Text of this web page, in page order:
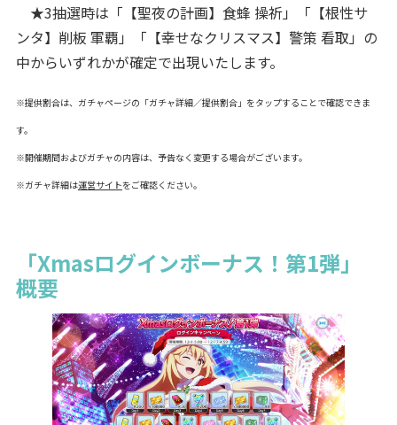
★3抽選時は「【聖夜の計画】食蜂 操祈」「【根性サ
ンタ】削板 軍覇」「【幸せなクリスマス】警策 看取」の
中からいずれかが確定で出現いたします。
※提供割合は、ガチャページの「ガチャ詳細／提供割合」をタップすることで確認できま
す。
※開催期間およびガチャの内容は、予告なく変更する場合がございます。
※ガチャ詳細は運営サイトをご確認ください。
「Xmasログインボーナス！第1弾」
概要